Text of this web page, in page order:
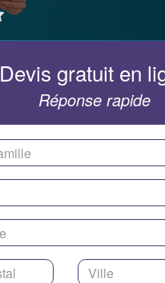
Devis gratuit en
Réponse rapide